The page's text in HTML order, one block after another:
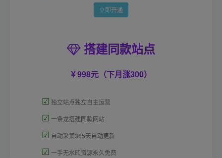
立即开通
搭建同款站点
998元（下月涨300）
☑ 独立站点独立自主运营
☑ 一条龙搭建同款网站
☑ 自动采集365天自动更新
☑ 一手无水印资源永久免费